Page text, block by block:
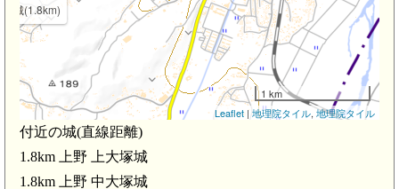
城(1.8km)
1 km
Leaflet | 地理院タイル,地理院タイル
付近の城(直線距離)
1.8km 上野 上大塚城
1.8km 上野 中大塚城